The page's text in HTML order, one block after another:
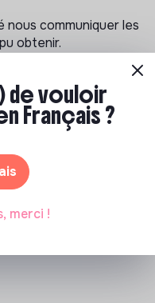
communiquer les
obtenir.
de
de vouloir
Français ?
merci !